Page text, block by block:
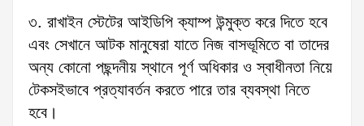
৩. রাখাইন স্টেটের আইডিপি ক্যাম্প উন্মুক্ত করে দিতে হবে
এবং সেখানে আটক মানুষেরা যাতে নিজ বাসভূমিতে বা তাদের
অন্য কোনো পছন্দনীয় স্থানে পূর্ণ অধিকার ও স্বাধীনতা নিয়ে
টেকসইভাবে প্রত্যাবর্তন করতে পারে তার ব্যবস্থা নিতে
হবে।